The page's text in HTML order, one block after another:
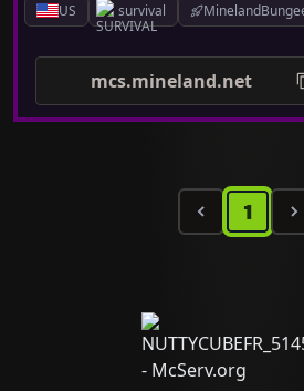
US survival
mcs.mineland.net
1